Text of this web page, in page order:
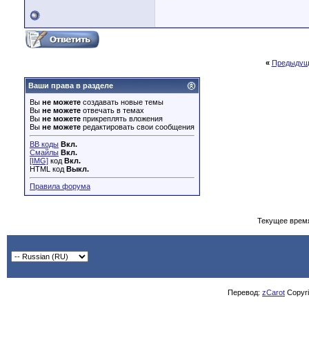
«
Ваши права в разделе
Вы не можете создавать новые темы
Вы не можете отвечать в темах
Вы не можете прикреплять вложения
Вы не можете редактировать свои сообщения
BB коды Вкл.
Смайлы Вкл.
[IMG] код Вкл.
HTML код Выкл.
Правила форума
Текущее
Перевод: zCarot